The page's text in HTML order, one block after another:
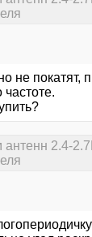
не покатят,
антенн 2.4-